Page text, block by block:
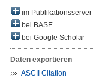
im Publikationsserver
bei BASE
bei Google Scholar
Daten exportieren
ASCII Citation